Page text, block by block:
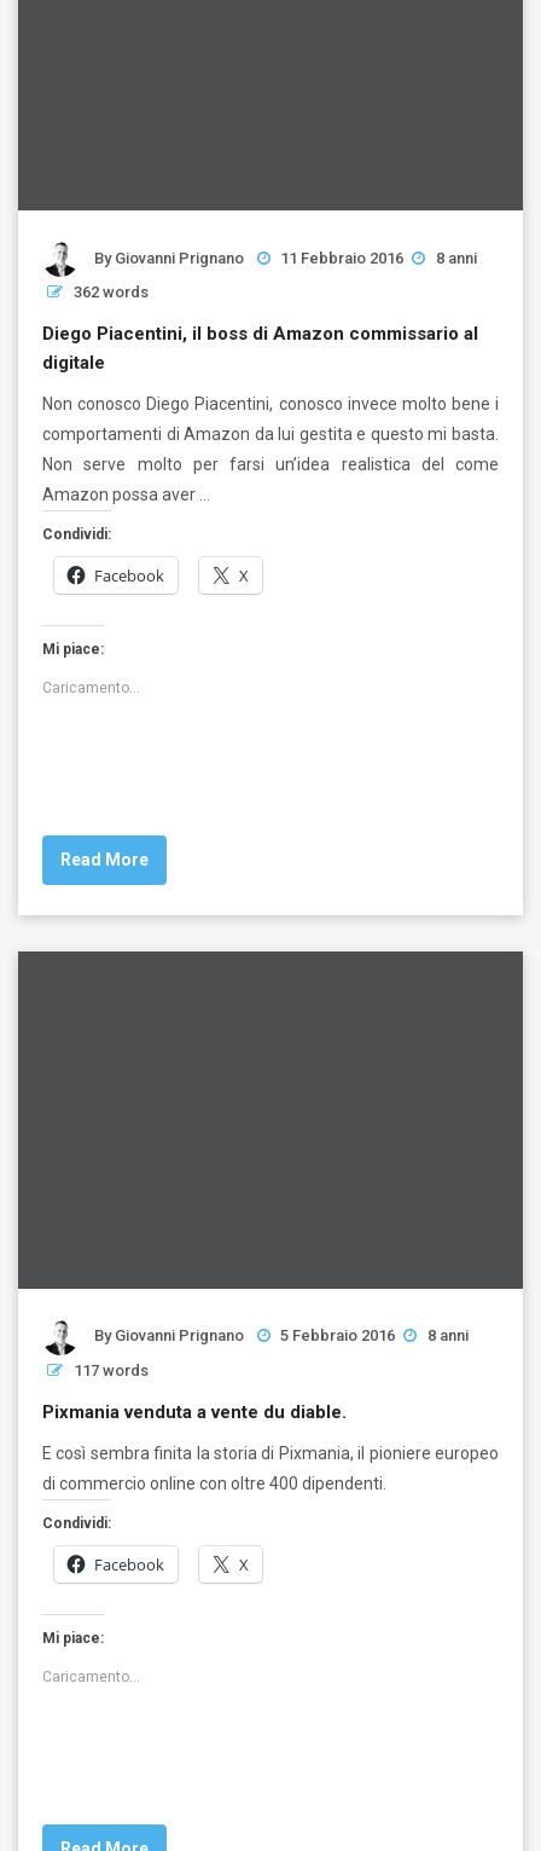
By Giovanni Prignano 11 Febbraio 2016
8 anni
362 words
Diego Piacentini, il boss di Amazon commissario al
digitale
Non conosco Diego Piacentini, conosco invece molto bene i
comportamenti di Amazon da lui gestita e questo mi basta.
Non serve molto per farsi un’idea realistica del come
Amazon possa aver …
Condividi:
Facebook X
Mi piace:
Caricamento...
Read More
By Giovanni Prignano 5 Febbraio 2016
8 anni
117 words
Pixmania venduta a vente du diable.
E così sembra finita la storia di Pixmania, il pioniere europeo
di commercio online con oltre 400 dipendenti.
Condividi:
Facebook X
Mi piace:
Caricamento...